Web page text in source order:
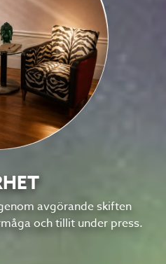
avgörande skiften
och tillit under press.